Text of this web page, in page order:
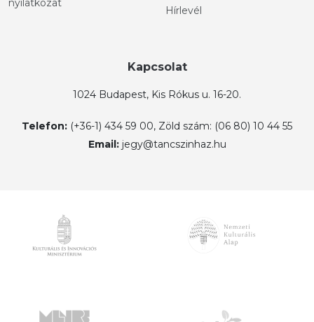
nyilatkozat
Hírlevél
Kapcsolat
1024 Budapest, Kis Rókus u. 16-20.
Telefon: (+36-1) 434 59 00, Zöld szám: (06 80) 10 44 55
Email: jegy@tancszinhaz.hu